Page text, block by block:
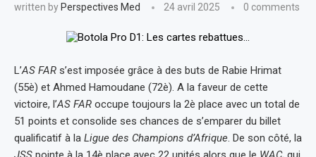
written by Perspectives Med 24 avril 2025 0 comments
L’AS FAR s’est imposée grâce à des buts de Rabie Hrimat
(55è) et Ahmed Hamoudane (72è). A la faveur de cette
victoire, l’AS FAR occupe toujours la 2è place avec un total de
51 points et consolide ses chances de s’emparer du billet
qualificatif à la Ligue des Champions d’Afrique. De son côté, la